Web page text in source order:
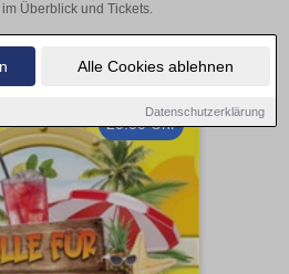
Alle Cookies ablehnen
Datenschutzerklärung
Überblick und Tickets.
20:00 Uhr